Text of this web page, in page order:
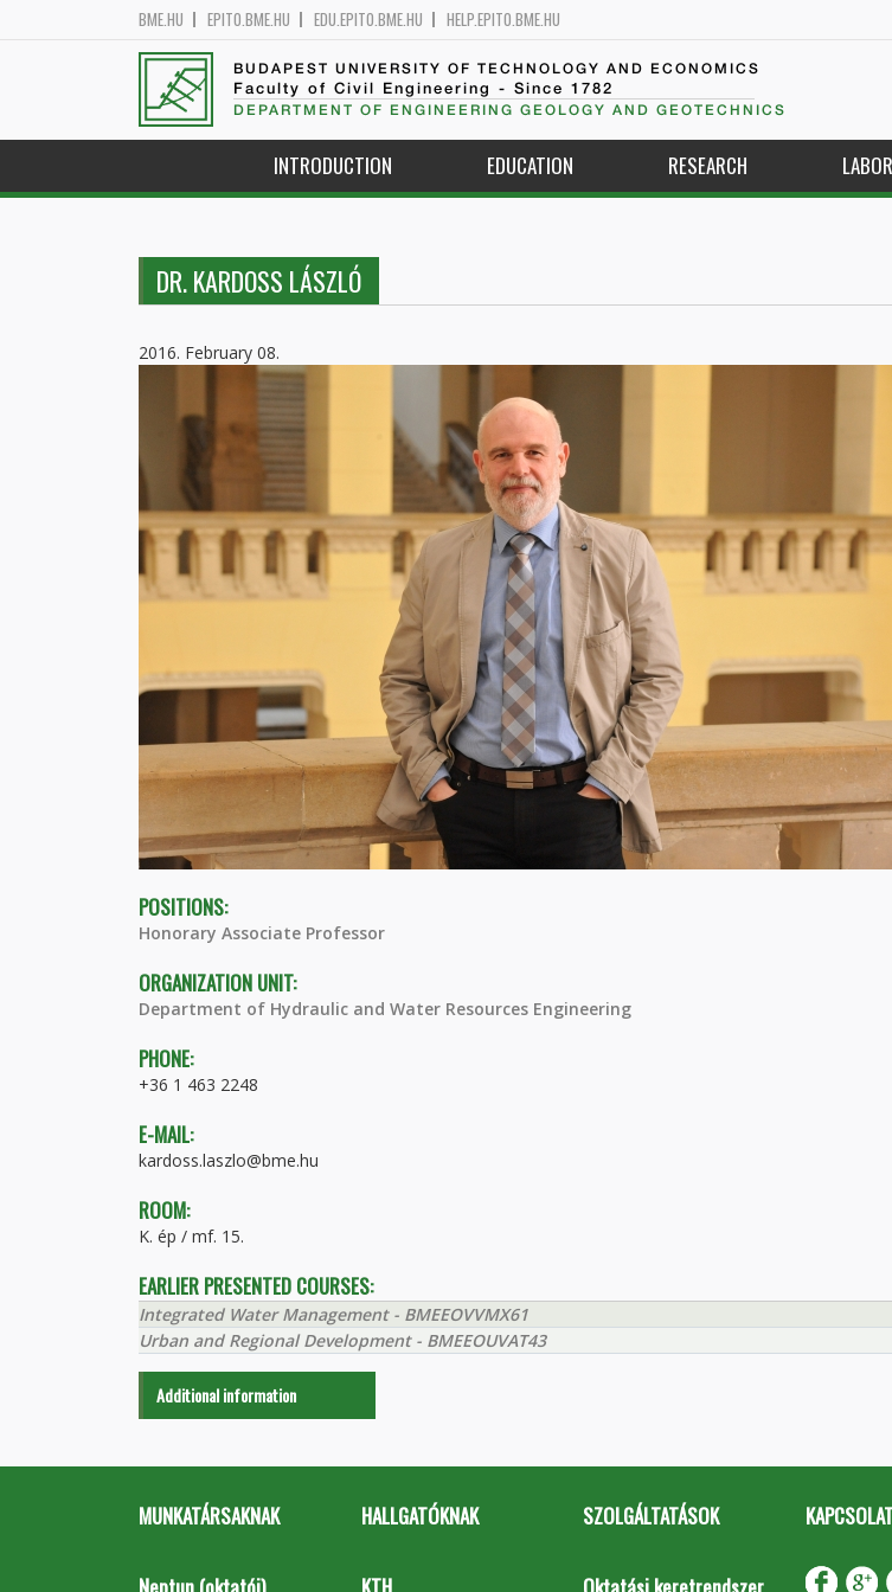
BME.HU EPITO.BME.HU EDU.EPITO.BME.HU HELP.EPITO.BME.HU
BUDAPEST UNIVERSITY OF TECHNOLOGY AND ECONOMICS
Faculty of Civil Engineering - Since 1782
DEPARTMENT OF ENGINEERING GEOLOGY AND GEOTECHNICS
INTRODUCTION EDUCATION RESEARCH
DR. KARDOSS LÁSZLÓ
2016. February 08.
POSITIONS:
Honorary Associate Professor
ORGANIZATION UNIT:
Department of Hydraulic and Water Resources Engineering
PHONE:
+36 1 463 2248
E-MAIL:
kardoss.laszlo@bme.hu
ROOM:
K. ép / mf. 15.
EARLIER PRESENTED COURSES:
Integrated Water Management - BMEEOVVMX61
Urban and Regional Development - BMEEOUVAT43
Additional information
MUNKATÁRSAKNAK HALLGATÓKNAK SZOLGÁLTATÁSOK